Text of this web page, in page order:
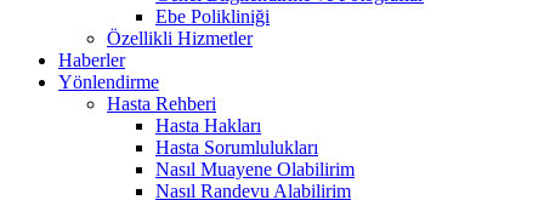
Ebe Polikliniği
Özellikli Hizmetler
Haberler
Yönlendirme
Hasta Rehberi
Hasta Hakları
Hasta Sorumlulukları
Nasıl Muayene Olabilirim
Nasıl Randevu Alabilirim